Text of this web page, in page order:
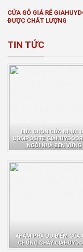
CỬA GỖ GIÁ RẺ
ĐƯỢC CHẤT LƯỢNG
TIN TỨC
LỰA CHỌN CỬA NHỰA
COMPOSITE
NGÔI NHÀ BỀN VỮNG
KHÁM PHÁ ƯU ĐIỂM CỦA
CHỐNG CHÁY